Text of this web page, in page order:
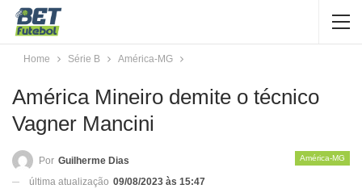
Home Série B América-MG
América Mineiro demite o técnico
Vagner Mancini
América-MG
Por Guilherme Dias
última atualização 09/08/2023 às 15:47